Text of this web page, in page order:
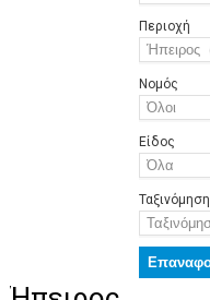
Περιοχή
Νομός
Είδος
Ταξινόμηση